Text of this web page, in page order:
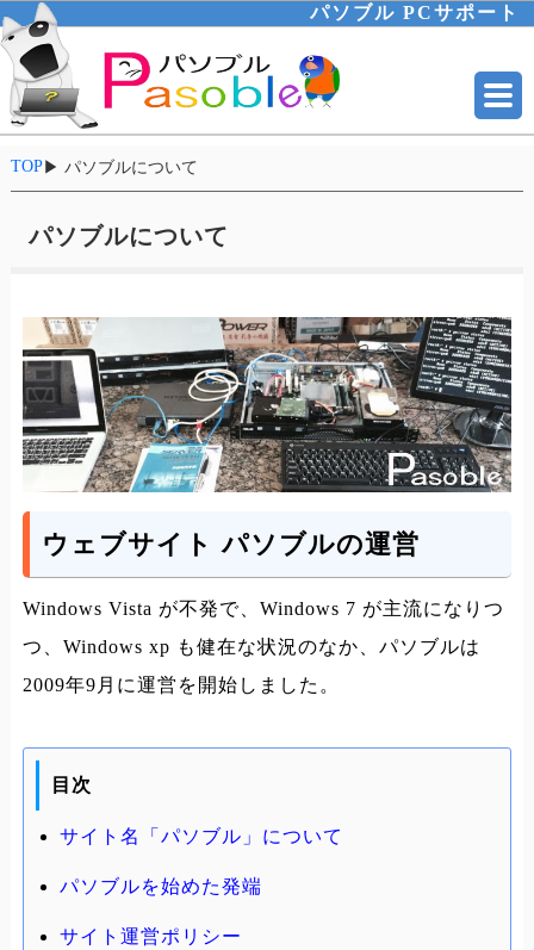
パソブル PCサポート
TOP▶ パソブルについて
パソブルについて
ウェブサイト パソブルの運営
Windows Vista が不発で、Windows 7 が主流になりつ
つ、Windows xp も健在な状況のなか、パソブルは
2009年9月に運営を開始しました。
目次
サイト名「パソブル」について
パソブルを始めた発端
サイト運営ポリシー